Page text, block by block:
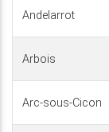
Andelarrot
Arbois
Arc-sous-Cicon